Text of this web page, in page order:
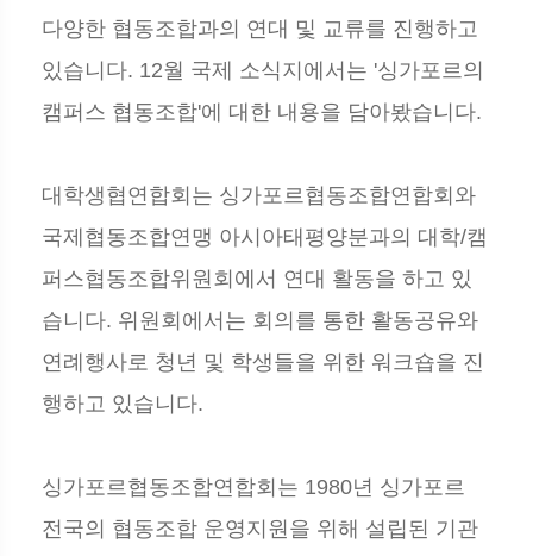
다양한 협동조합과의 연대 및 교류를 진행하고
있습니다. 12월 국제 소식지에서는 '싱가포르의
캠퍼스 협동조합'에 대한 내용을 담아봤습니다.
대학생협연합회는 싱가포르협동조합연합회와
국제협동조합연맹 아시아태평양분과의 대학/캠
퍼스협동조합위원회에서 연대 활동을 하고 있
습니다. 위원회에서는 회의를 통한 활동공유와
연례행사로 청년 및 학생들을 위한 워크숍을 진
행하고 있습니다.
싱가포르협동조합연합회는 1980년 싱가포르
전국의 협동조합 운영지원을 위해 설립된 기관